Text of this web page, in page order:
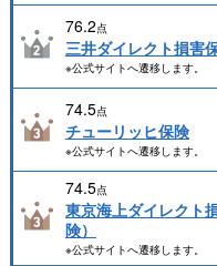
76.2点
三井ダイレクト損害
※公式サイトへ遷移します。
74.5点
チューリッヒ保険
※公式サイトへ遷移します。
74.5点
東京海上ダイレクト
険）
※公式サイトへ遷移します。